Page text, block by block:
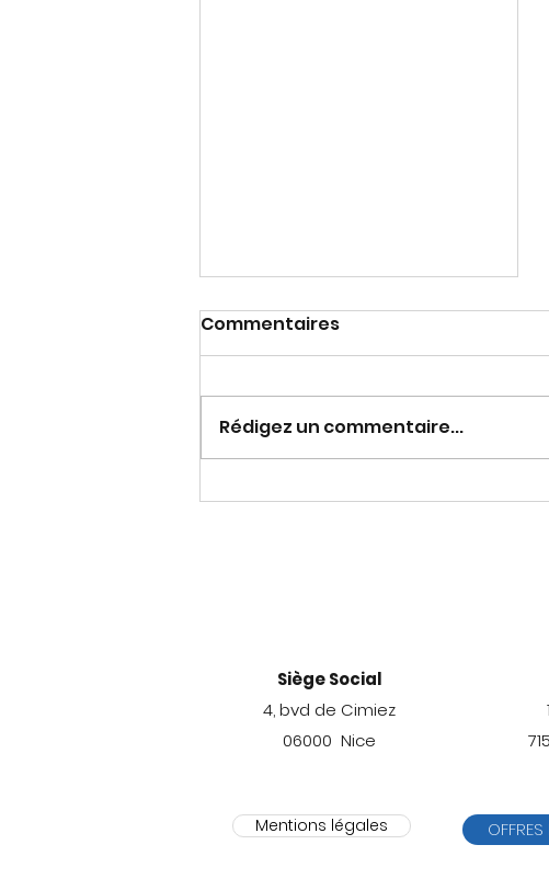
Se reconnecter au
Commentaires
Rédigez un commentaire...
Siège Social
4, bvd de Cimiez
06000 Nice
Mentions légales